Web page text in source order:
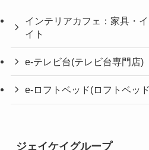
インテリアカフェ：家具・
イト
e-テレビ台(テレビ台専門店)
e-ロフトベッド(ロフトベッ
ジェイケイグループ